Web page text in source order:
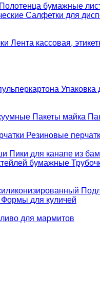
Полотенца бумажные
Салфетки для
Лента кассовая,
Упаковка
Пакеты майка
Резиновые
Пики для канапе из
бумажные
Формы для куличей
для мармитов